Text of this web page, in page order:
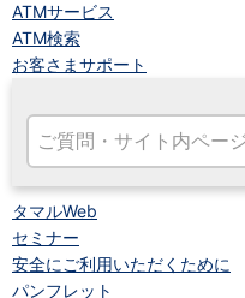
ATMサービス
ATM検索
お客さまサポート
タマルWeb
セミナー
安全にご利用いただくために
パンフレット